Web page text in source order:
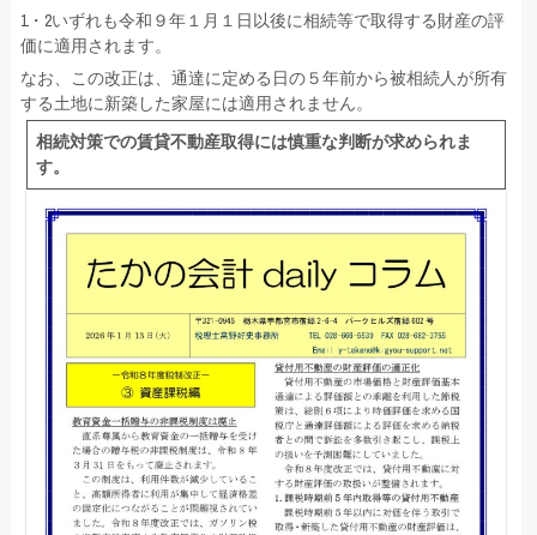
1・2いずれも令和９年１月１日以後に相続等で取得する財産の評
価に適用されます。
なお、この改正は、通達に定める日の５年前から被相続人が所有
する土地に新築した家屋には適用されません。
相続対策での賃貸不動産取得には慎重な判断が求められま
す。